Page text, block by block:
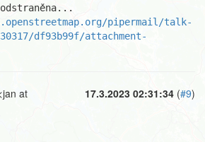
pipermail/talk-
df93b99f/attachment-
17.3.2023 02:31:34 (#9)
at